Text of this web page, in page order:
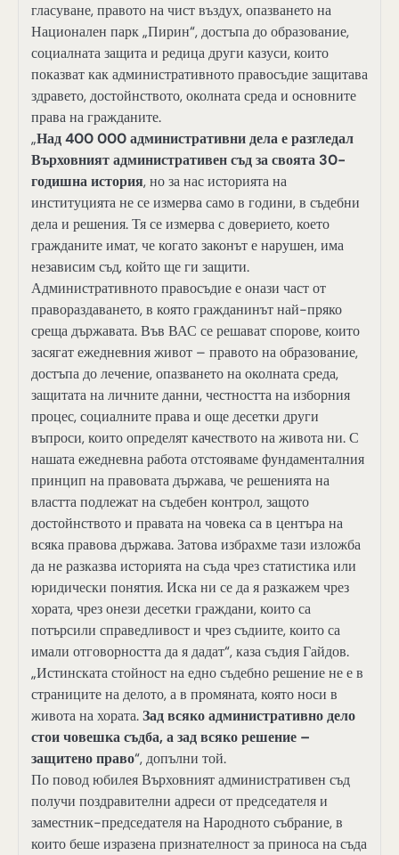
гласуване, правото на чист въздух, опазването на
Национален парк „Пирин“, достъпа до образование,
социалната защита и редица други казуси, които
показват как административното правосъдие защитава
здравето, достойнството, околната среда и основните
права на гражданите.
„Над 400 000 административни дела е разгледал
Върховният административен съд за своята 30-
годишна история, но за нас историята на
институцията не се измерва само в години, в съдебни
дела и решения. Тя се измерва с доверието, което
гражданите имат, че когато законът е нарушен, има
независим съд, който ще ги защити.
Административното правосъдие е онази част от
правораздаването, в която гражданинът най-пряко
среща държавата. Във ВАС се решават спорове, които
засягат ежедневния живот – правото на образование,
достъпа до лечение, опазването на околната среда,
защитата на личните данни, честността на изборния
процес, социалните права и още десетки други
въпроси, които определят качеството на живота ни. С
нашата ежедневна работа отстояваме фундаменталния
принцип на правовата държава, че решенията на
властта подлежат на съдебен контрол, защото
достойнството и правата на човека са в центъра на
всяка правова държава. Затова избрахме тази изложба
да не разказва историята на съда чрез статистика или
юридически понятия. Иска ни се да я разкажем чрез
хората, чрез онези десетки граждани, които са
потърсили справедливост и чрез съдиите, които са
имали отговорността да я дадат“, каза съдия Гайдов.
„Истинската стойност на едно съдебно решение не е в
страниците на делото, а в промяната, която носи в
живота на хората.Зад всяко административно дело
стои човешка съдба, а зад всяко решение –
защитено право“, допълни той.
По повод юбилея Върховният административен съд
получи поздравителни адреси от председателя и
заместник-председателя на Народното събрание, в
които беше изразена признателност за приноса на съда